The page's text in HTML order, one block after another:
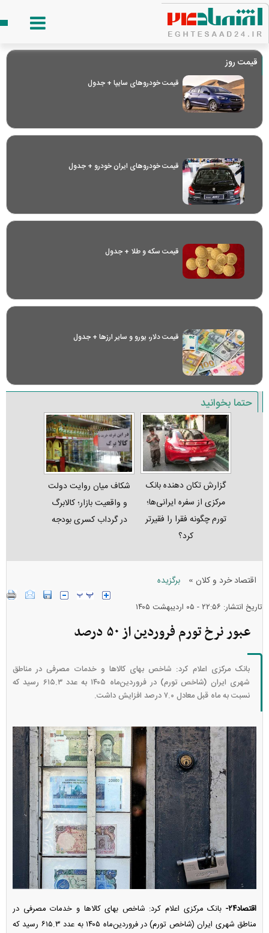
قیمت روز
قیمت خودرو‌های سایپا + جدول
قیمت خودرو‌های ایران خودرو + جدول
قیمت سکه و طلا + جدول
قیمت دلار، یورو و سایر ارز‌ها + جدول
حتما بخوانید
گزارش تکان‌ دهنده بانک
مرکزی از سفره ایرانی‌ها؛
تورم چگونه فقرا را فقیرتر
کرد؟
شکاف میان روایت دولت
و واقعیت بازار؛ کالابرگ
در گرداب کسری بودجه
اقتصاد خرد و کلان » برگزیده
تاریخ انتشار: ۲۲:۵۶ - ۰۵ ارديبهشت ۱۴۰۵
عبور نرخ تورم فروردین از ۵۰ درصد
بانک مرکزی اعلام کرد: شاخص بهای کالا‌ها و خدمات مصرفی در مناطق
شهری ایران (شاخص تورم) در فروردین‌ماه ۱۴۰۵ به عدد ۶۱۵.۳ رسید که
نسبت به ماه قبل معادل ۷.۰ درصد افزایش داشت.
اقتصاد۲۴-
بانک مرکزی اعلام کرد: شاخص بهای کالا‌ها و خدمات مصرفی در
مناطق شهری ایران (شاخص تورم) در فروردین‌ماه ۱۴۰۵ به عدد ۶۱۵.۳ رسید که